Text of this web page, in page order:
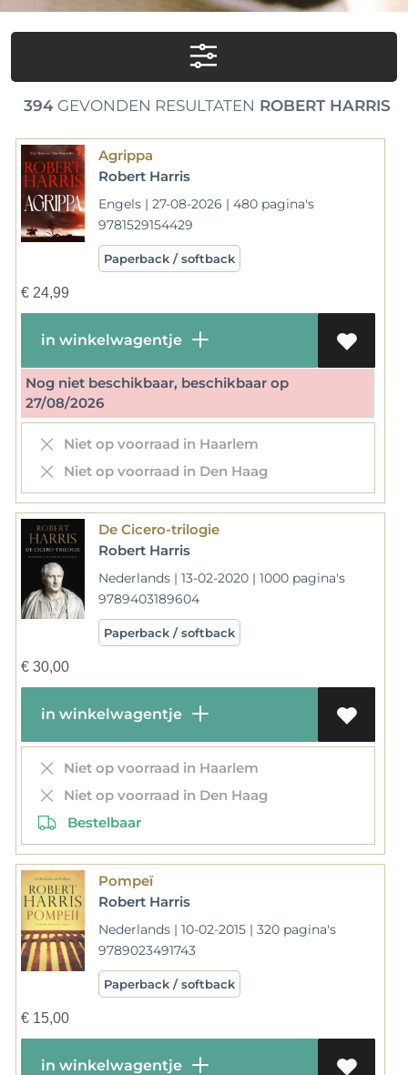
394GEVONDEN RESULTATEN ROBERT HARRIS
Agrippa
Robert Harris
Engels | 27-08-2026 | 480 pagina's
9781529154429
Paperback / softback
€24,99
in winkelwagentje
Nog niet beschikbaar, beschikbaar op
27/08/2026
Niet op voorraad in Haarlem
Niet op voorraad in Den Haag
De Cicero-trilogie
Robert Harris
Nederlands | 13-02-2020 | 1000 pagina's
9789403189604
Paperback / softback
€30,00
in winkelwagentje
Niet op voorraad in Haarlem
Niet op voorraad in Den Haag
Bestelbaar
Pompeï
Robert Harris
Nederlands | 10-02-2015 | 320 pagina's
9789023491743
Paperback / softback
€15,00
in winkelwagentje